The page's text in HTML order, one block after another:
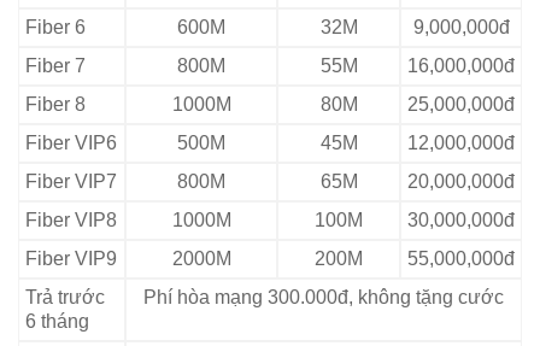
Fiber 6
600M 32M
9,000,000đ
Fiber 7
800M 55M
16,000,000đ
Fiber 8
1000M 80M
25,000,000đ
Fiber VIP6
500M 45M
12,000,000đ
Fiber VIP7
800M 65M
20,000,000đ
Fiber VIP8
1000M 100M
30,000,000đ
Fiber VIP9
2000M 200M
55,000,000đ
Trả trước
6 tháng
Phí hòa mạng 300.000đ, không tặng cước